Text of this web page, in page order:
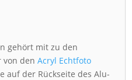
gehört mit zu den
von denAcryl Echtfoto
auf der Rückseite des Alu-